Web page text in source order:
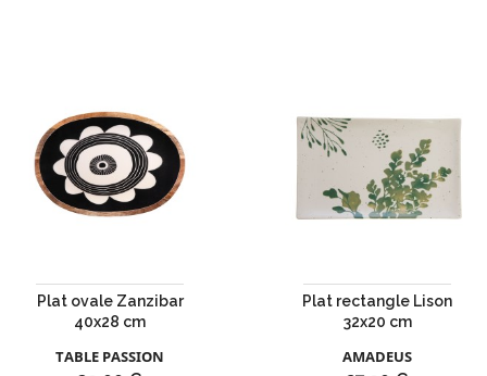
Plat ovale Zanzibar
40x28 cm
TABLE PASSION
Plat rectangle Lison
32x20 cm
AMADEUS